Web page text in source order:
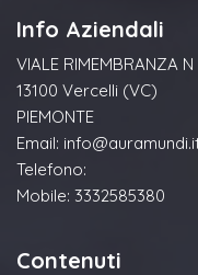
Info Aziendali
VIALE RIMEMBRANZA N
13100 Vercelli (VC)
PIEMONTE
Email:
Telefono:
Mobile: 3332585380
Contenuti